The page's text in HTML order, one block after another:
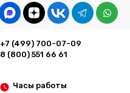
+7 (499) 700-07-09
8 (800) 551 66 61
Часы работы